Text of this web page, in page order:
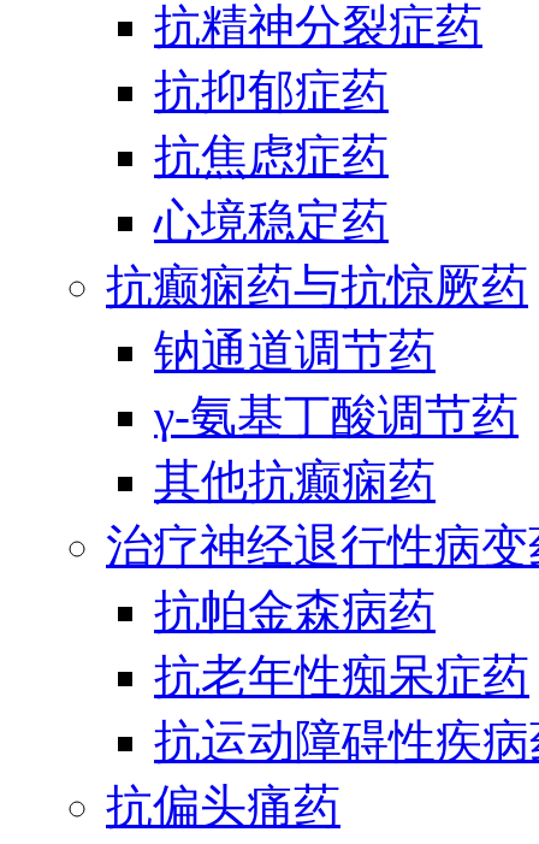
抗精神分裂症药
抗抑郁症药
抗焦虑症药
心境稳定药
抗癫痫药与抗惊厥药
钠通道调节药
γ-氨基丁酸调节药
其他抗癫痫药
治疗神经退行性病
抗帕金森病药
抗老年性痴呆症药
抗运动障碍性疾
抗偏头痛药